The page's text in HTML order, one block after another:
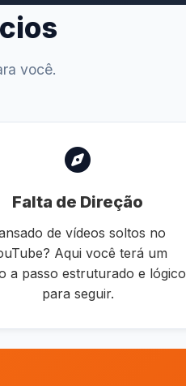
você.
Falta de Direção
de vídeos soltos no
Aqui você terá um
a passo estruturado e lógico
para seguir.